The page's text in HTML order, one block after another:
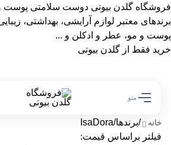
فروشگاه گلدن بیوتی دوست سلامتی پوست
برندهای معتبر لوازم آرایشی، بهداشتی،
پوست و مو، عطر و ادکلن و ...
خرید فقط از گلدن بیوتی
منو
خانه /برندها/
IsaDora
فیلتر براساس قیمت: